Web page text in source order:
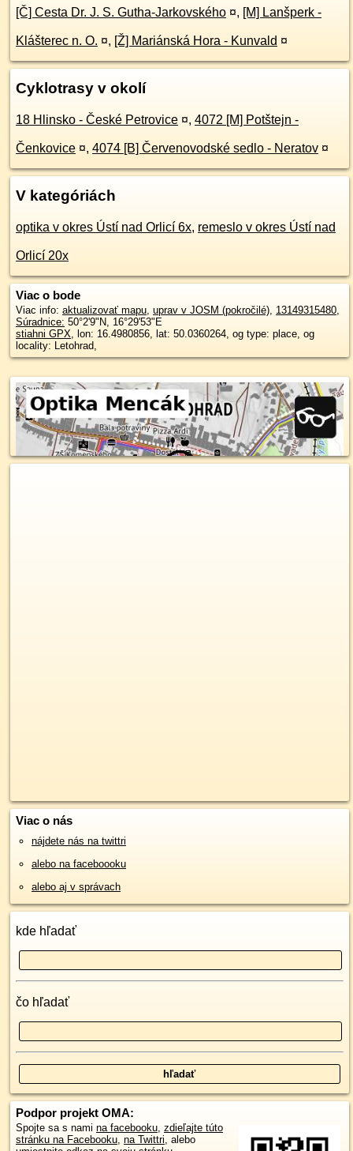
[Č] Cesta Dr. J. S. Gutha-Jarkovského ¤, [M] Lanšperk -
Klášterec n. O. ¤, [Ž] Mariánská Hora - Kunvald ¤
Cyklotrasy v okolí
18 Hlinsko - České Petrovice ¤, 4072 [M] Potštejn -
Čenkovice ¤, 4074 [B] Červenovodské sedlo - Neratov ¤
V kategóriách
optika v okres Ústí nad Orlicí 6x, remeslo v okres Ústí nad
Orlicí 20x
Viac o bode
Viac info: aktualizovať mapu, uprav v JOSM (pokročilé), 13149315480,
Súradnice: 50°2'9"N, 16°29'53"E
stiahni GPX, lon: 16.4980856, lat: 50.0360264, og type: place, og
locality: Letohrad,
Viac o nás
nájdete nás na twittri
alebo na faceboooku
alebo aj v správach
kde hľadať
čo hľadať
Podpor projekt OMA:
Spojte sa s nami na facebooku, zdieľajte túto
stránku na Facebooku, na Twittri, alebo